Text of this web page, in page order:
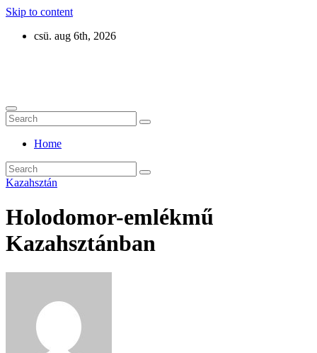
Skip to content
csü. aug 6th, 2026
Home
Kazahsztán
Holodomor-emlékmű
Kazahsztánban